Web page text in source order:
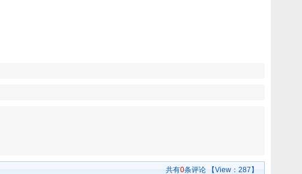
共有0条评论 【View： 287】